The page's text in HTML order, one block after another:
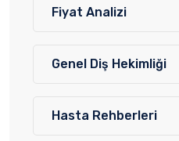
Fiyat Analizi
Genel Diş Hekimliği
Hasta Rehberleri